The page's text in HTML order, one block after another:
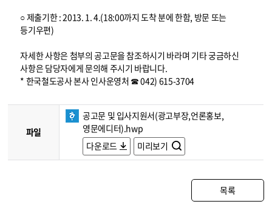
○ 제출기한 : 2013. 1. 4.(18:00까지 도착 분에 한함, 방문 또는
등기우편)
자세한 사항은 첨부의 공고문을 참조하시기 바라며 기타 궁금하신
사항은 담당자에게 문의해 주시기 바랍니다.
* 한국철도공사 본사 인사운영처 ☎ 042) 615-3704
파일
공고문 및 입사지원서(광고부장,언론홍보,
영문에디터).hwp
다운로드
미리보기
목록